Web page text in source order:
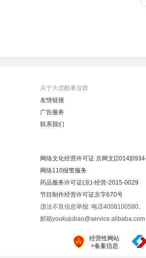
关于大优酷事业群
友情链接
广告服务
联系我们
网络文化经营许可证 京网文
网络110报警服务
药品服务许可证(京)-经营-2015-0029
节目制作经营许可证京字670号
违法不良信息举报: 电话4008100580、
邮箱youkujubao@service.alibaba.com
经营性网站
>备案信息